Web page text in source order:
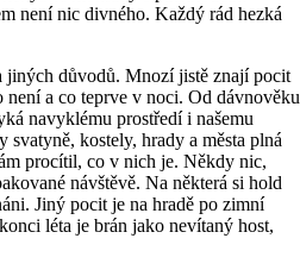
není nic divného. Každý rád hezká
jiných důvodů. Mnozí jistě znají pocit
není a co teprve v noci. Od dávnověku
navyklému prostředí i našemu
kostely, hrady a města plná
procítil, co v nich je. Někdy nic,
návštěvě. Na některá si hold
Jiný pocit je na hradě po zimní
léta je brán jako nevítaný host,